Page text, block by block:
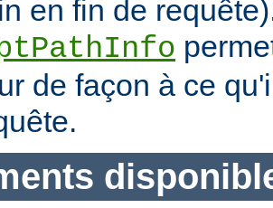
en fin de
de façon à ce